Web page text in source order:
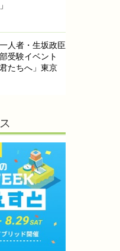
人者・生坂政臣
受験イベント
たちへ」東京